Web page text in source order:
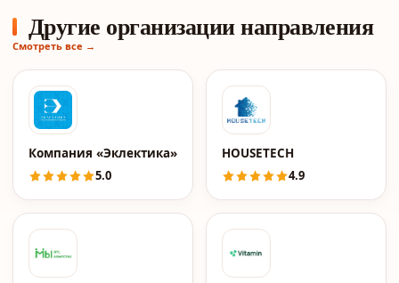
Другие организации направления
Смотреть все →
Компания «Эклектика»
5.0
HOUSETECH
4.9